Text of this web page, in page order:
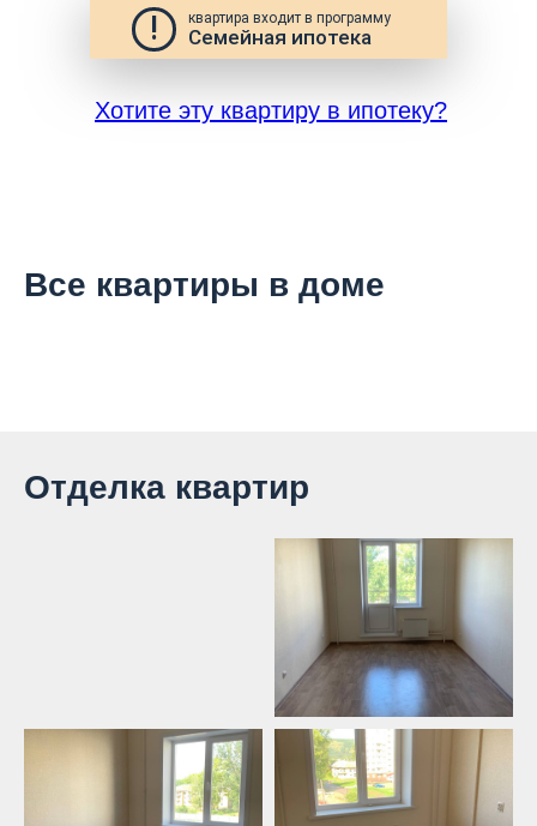
Хотите эту квартиру в ипотеку?
Семейная ипотека
квартира входит в программу
!
Все квартиры в доме
Отделка квартир